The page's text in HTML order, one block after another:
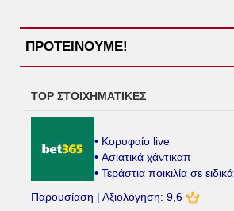
ΠΡΟΤΕΙΝΟΥΜΕ!
TOP ΣΤΟΙΧΗΜΑΤΙΚΕΣ
• Κορυφαίο live
• Ασιατικά χάντικαπ
• Τεράστια ποικιλία σε ειδικά
Παρουσίαση | Αξιολόγηση: 9,6